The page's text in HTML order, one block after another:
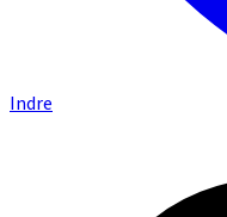
Indre